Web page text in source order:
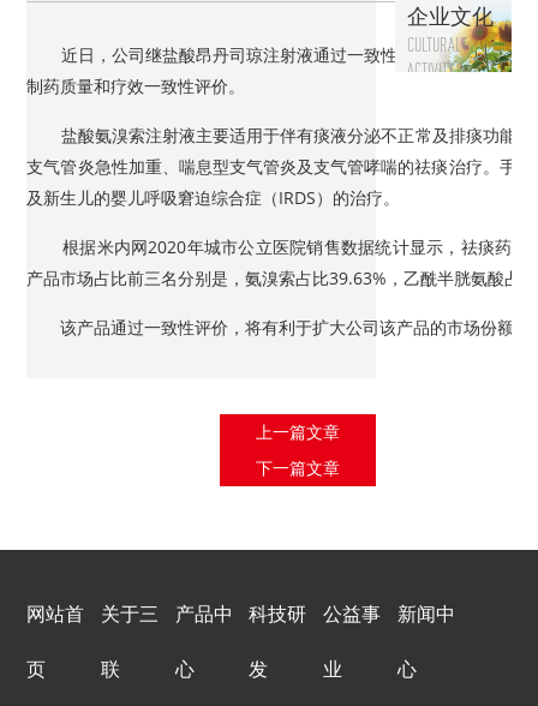
近日，公司继盐酸昂丹司琼注射液通过一致性评价后，产品盐酸
制药质量和疗效一致性评价。
盐酸氨溴索注射液主要适用于伴有痰液分泌不正常及排痰功能不
支气管炎急性加重、喘息型支气管炎及支气管哮喘的祛痰治疗。手
及新生儿的婴儿呼吸窘迫综合症（IRDS）的治疗。
根据米内网2020年城市公立医院销售数据统计显示，祛痰药（
产品市场占比前三名分别是，氨溴索占比39.63%，乙酰半胱氨酸占
该产品通过一致性评价，将有利于扩大公司该产品的市场份额，
企业文化
CULTURAL
ACTIVITY
上一篇文章
下一篇文章
网站首
页
关于三
联
产品中
心
科技研
发
公益事
业
新闻中
心